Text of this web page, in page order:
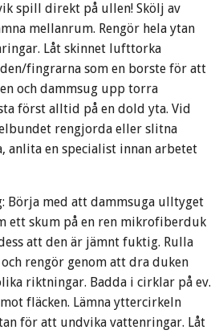
spill direkt på ullen! Skölj av
mellanrum. Rengör hela ytan
Låt skinnet lufttorka
fingrarna som en borste för att
och dammsug upp torra
först alltid på en dold yta. Vid
rengjorda eller slitna
anlita en specialist innan arbetet
Börja med att dammsuga ulltyget
ett skum på en ren mikrofiberduk
att den är jämnt fuktig. Rulla
rengör genom att dra duken
riktningar. Badda i cirklar på ev.
fläcken. Lämna yttercirkeln
för att undvika vattenringar. Låt